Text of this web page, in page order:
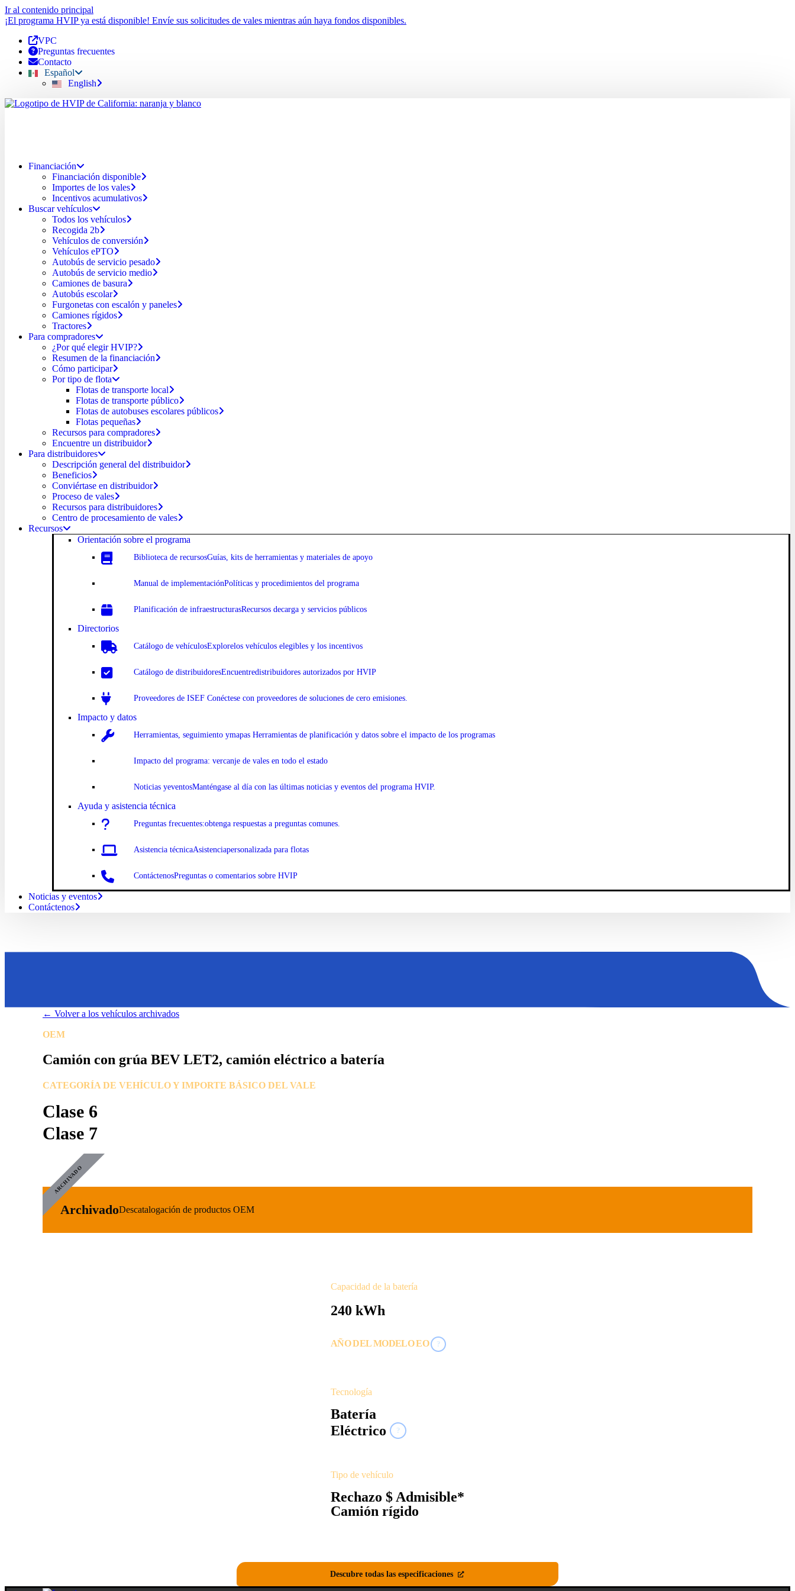
Ir al contenido principal
¡El programa HVIP ya está disponible! Envíe sus solicitudes de vales mientras aún haya fondos disponibles.
VPC
Preguntas frecuentes
Contacto
Español
English
Financiación
Financiación disponible
Importes de los vales
Incentivos acumulativos
Buscar vehículos
Todos los vehículos
Recogida 2b
Vehículos de conversión
Vehículos ePTO
Autobús de servicio pesado
Autobús de servicio medio
Camiones de basura
Autobús escolar
Furgonetas con escalón y paneles
Camiones rígidos
Tractores
Para compradores
¿Por qué elegir HVIP?
Resumen de la financiación
Cómo participar
Por tipo de flota
Flotas de transporte local
Flotas de transporte público
Flotas de autobuses escolares públicos
Flotas pequeñas
Recursos para compradores
Encuentre un distribuidor
Para distribuidores
Descripción general del distribuidor
Beneficios
Conviértase en distribuidor
Proceso de vales
Recursos para distribuidores
Centro de procesamiento de vales
Recursos
Orientación sobre el programa
Biblioteca de recursosGuías, kits de herramientas y materiales de apoyo
Manual de implementaciónPolíticas y procedimientos del programa
Planificación de infraestructurasRecursos decarga y servicios públicos
Directorios
Catálogo de vehículosExplorelos vehículos elegibles y los incentivos
Catálogo de distribuidoresEncuentredistribuidores autorizados por HVIP
Proveedores de ISEF Conéctese con proveedores de soluciones de cero emisiones.
Impacto y datos
Herramientas, seguimiento ymapas Herramientas de planificación y datos sobre el impacto de los programas
Impacto del programa: vercanje de vales en todo el estado
Noticias yeventosManténgase al día con las últimas noticias y eventos del programa HVIP.
Ayuda y asistencia técnica
Preguntas frecuentes:obtenga respuestas a preguntas comunes.
Asistencia técnicaAsistenciapersonalizada para flotas
ContáctenosPreguntas o comentarios sobre HVIP
Noticias y eventos
Contáctenos
← Volver a los vehículos archivados
OEM
Camión con grúa BEV LET2, camión eléctrico a batería
CATEGORÍA DE VEHÍCULO Y IMPORTE BÁSICO DEL VALE
Clase 6
Clase 7
ARCHIVADO
ArchivadoDescatalogación de productos OEM
Capacidad de la batería
240 kWh
AÑO DEL MODELO EO ?
Tecnología
Batería
Eléctrico
?
Tipo de vehículo
Rechazo $ Admisible*
Camión rígido
Descubre todas las especificaciones